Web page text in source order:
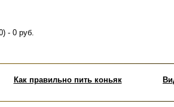
- 0 руб.
Как правильно пить коньяк